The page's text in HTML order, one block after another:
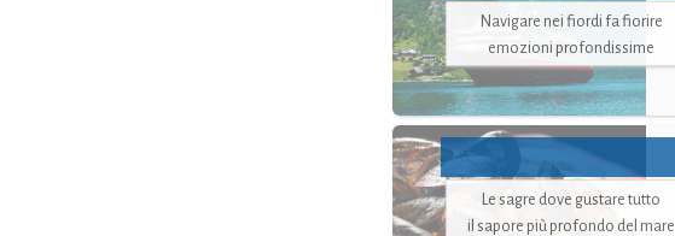
Navigare nei fiordi fa fiorire
emozioni profondissime
Le sagre dove gustare tutto
il sapore più profondo del mare